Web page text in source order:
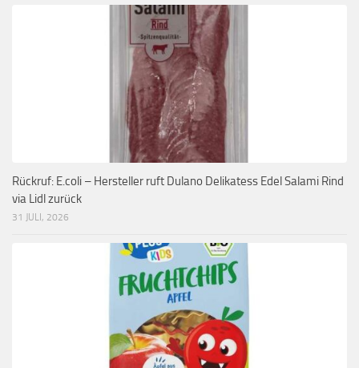
Rückruf: E.coli – Hersteller ruft Dulano Delikatess Edel Salami Rind
via Lidl zurück
31 JULI, 2026